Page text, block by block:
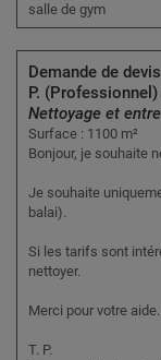
salle de gym
Demande de
P.
Nettoyage et
Surface : 1100 m²
Bonjour, je souhaite
Je souhaite
balai).
Si les tarifs sont
nettoyer.
Merci pour votre
T. P.